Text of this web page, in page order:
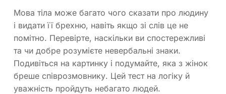
Мова тіла може багато чого сказати про людину
і видати її брехню, навіть якщо зі слів це не
помітно. Перевірте, наскільки ви спостережливі
та чи добре розумієте невербальні знаки.
Подивіться на картинку і подумайте, яка з жінок
бреше співрозмовнику. Цей тест на логіку й
уважність пройдуть небагато людей.